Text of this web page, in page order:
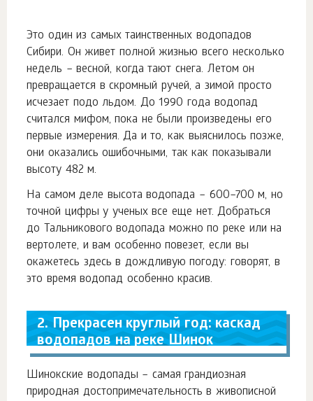
Это один из самых таинственных водопадов
Сибири. Он живет полной жизнью всего несколько
недель – весной, когда тают снега. Летом он
превращается в скромный ручей, а зимой просто
исчезает подо льдом. До 1990 года водопад
считался мифом, пока не были произведены его
первые измерения. Да и то, как выяснилось позже,
они оказались ошибочными, так как показывали
высоту 482 м.
На самом деле высота водопада – 600–700 м, но
точной цифры у ученых все еще нет. Добраться
до Тальникового водопада можно по реке или на
вертолете, и вам особенно повезет, если вы
окажетесь здесь в дождливую погоду: говорят, в
это время водопад особенно красив.
2. Прекрасен круглый год: каскад
водопадов на реке Шинок
Шинокские водопады – самая грандиозная
природная достопримечательность в живописной